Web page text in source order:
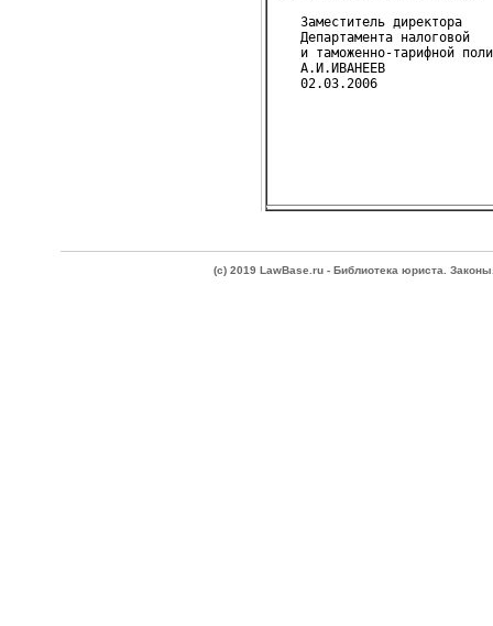
Заместитель директора
Департамента налоговой
и таможенно-тарифной
А.И.ИВАНЕЕВ
(c) 2019 LawBase.ru - Библиотека юриста.